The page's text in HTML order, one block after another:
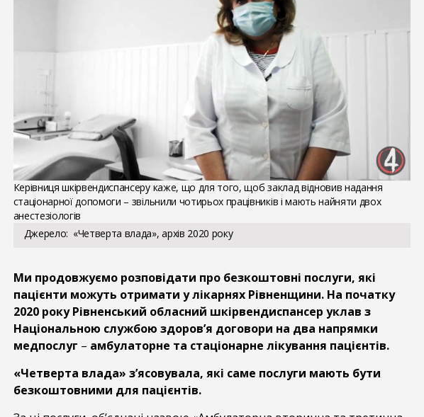
Керівниця шкірвендиспансеру каже, що для того, щоб заклад відновив надання
стаціонарної допомоги – звільнили чотирьох працівників і мають найняти двох
анестезіологів
Джерело «Четверта влада», архів 2020 року
Ми продовжуємо розповідати про безкоштовні послуги, які
пацієнти можуть отримати у лікарнях Рівненщини. На початку
2020 року Рівненський обласний шкірвендиспансер уклав з
Національною службою здоров’я договори на два напрямки
медпослуг – амбулаторне та стаціонарне лікування пацієнтів.
«Четверта влада» з’ясовувала, які саме послуги мають бути
безкоштовними для пацієнтів.